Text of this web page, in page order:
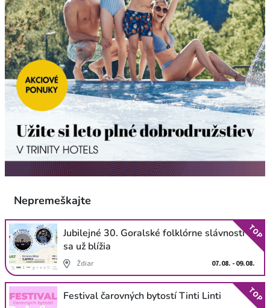
Nepremeškajte
Jubilejné 30. Goralské folklórne slávnosti
sa už blížia
Ždiar 07.08. - 09.08.
TOP
Festival čarovných bytostí Tinti Linti TOP